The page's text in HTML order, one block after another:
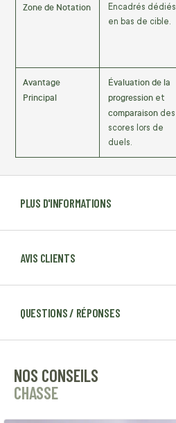
PLUS D'INFORMATIONS
AVIS CLIENTS
QUESTIONS / RÉPONSES
Zone de Notation
Encadrés dédiés
en bas de cible.
Avantage
Principal
Évaluation de la
progression et
comparaison des
scores lors de
duels.
NOS CONSEILS
CHASSE